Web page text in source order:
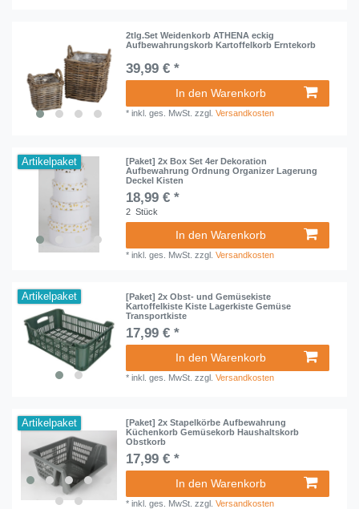
2tlg.Set Weidenkorb ATHENA eckig
Aufbewahrungskorb Kartoffelkorb Erntekorb
39,99 € *
In den Warenkorb
*inkl. ges. MwSt. zzgl.Versandkosten
Artikelpaket
[Paket] 2x Box Set 4er Dekoration
Aufbewahrung Ordnung Organizer Lagerung
Deckel Kisten
18,99 € *
2 Stück
In den Warenkorb
*inkl. ges. MwSt. zzgl.Versandkosten
Artikelpaket
[Paket] 2x Obst- und Gemüsekiste
Kartoffelkiste Kiste Lagerkiste Gemüse
Transportkiste
17,99 € *
In den Warenkorb
*inkl. ges. MwSt. zzgl.Versandkosten
Artikelpaket
[Paket] 2x Stapelkörbe Aufbewahrung
Küchenkorb Gemüsekorb Haushaltskorb
Obstkorb
17,99 € *
In den Warenkorb
*inkl. ges. MwSt. zzgl.Versandkosten